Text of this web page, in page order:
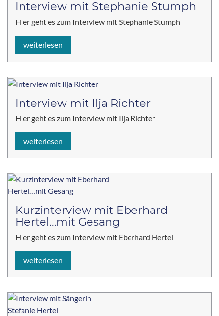
Interview mit Stephanie Stumph
Hier geht es zum Interview mit Stephanie Stumph
weiterlesen
Interview mit Ilja Richter
Hier geht es zum Interview mit Ilja Richter
weiterlesen
Kurzinterview mit Eberhard
Hertel…mit Gesang
Hier geht es zum Interview mit Eberhard Hertel
weiterlesen